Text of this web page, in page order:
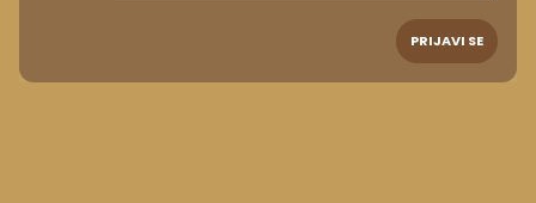
PRIJAVI SE